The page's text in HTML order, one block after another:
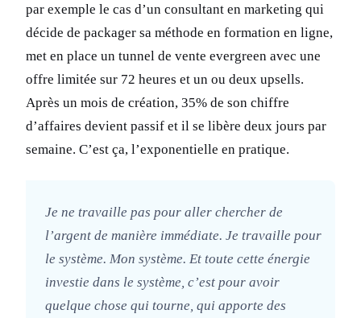
par exemple le cas d’un consultant en marketing qui
décide de packager sa méthode en formation en ligne,
met en place un tunnel de vente evergreen avec une
offre limitée sur 72 heures et un ou deux upsells.
Après un mois de création, 35% de son chiffre
d’affaires devient passif et il se libère deux jours par
semaine. C’est ça, l’exponentielle en pratique.
Je ne travaille pas pour aller chercher de
l’argent de manière immédiate. Je travaille pour
le système. Mon système. Et toute cette énergie
investie dans le système, c’est pour avoir
quelque chose qui tourne, qui apporte des